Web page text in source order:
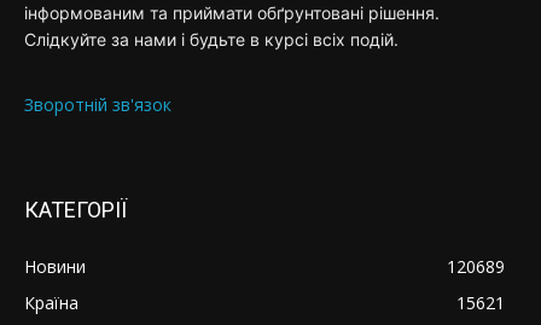
інформованим та приймати обґрунтовані рішення.
Слідкуйте за нами і будьте в курсі всіх подій.
Зворотній зв'язок
КАТЕГОРІЇ
Новини
120689
Країна
15621